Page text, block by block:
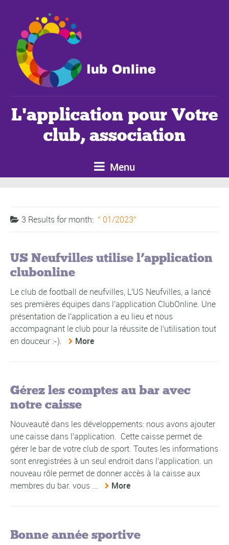
L'application pour Votre
club, association
Menu
3 Results formonth: 01/2023
US Neufvilles utilise l’application
clubonline
Le club de football de neufvilles, L'US Neufvilles, a lancé
ses premières équipes dans l'application ClubOnline. Une
présentation de l'application a eu lieu et nous
accompagnant le club pour la réussite de l'utilisation tout
en douceur :-).
More
Gérez les comptes au bar avec
notre caisse
Nouveauté dans les développements: nous avons ajouter
une caisse dans l'application. Cette caisse permet de
gérer le bar de votre club de sport. Toutes les informations
sont enregistrées à un seul endroit dans l'application. un
nouveau rôle permet de donner accès à la caisse aux
membres du bar. vous ...
More
Bonne année sportive